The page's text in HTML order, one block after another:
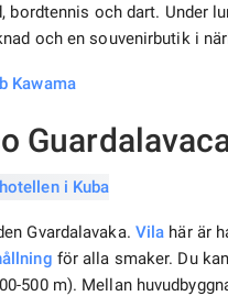
bordtennis och dart. Under
och en souvenirbutik i
Kawama
Gvardalavaka. Vila här är
för alla smaker. Du
500 m). Mellan